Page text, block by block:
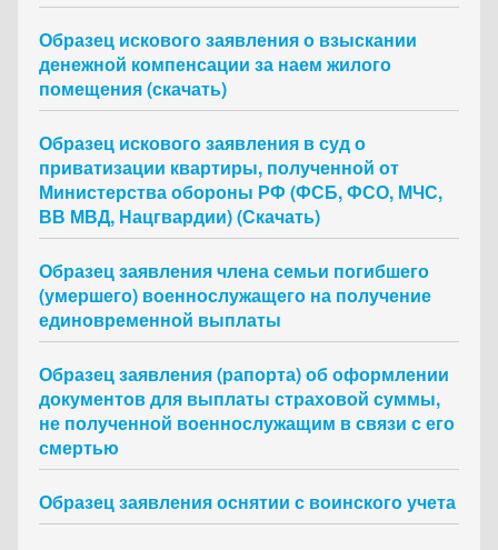
Образец искового заявления о взыскании
денежной компенсации за наем жилого
помещения (скачать)
Образец искового заявления в суд о
приватизации квартиры, полученной от
Министерства обороны РФ (ФСБ, ФСО, МЧС,
ВВ МВД, Нацгвардии) (Скачать)
Образец заявления члена семьи погибшего
(умершего) военнослужащего на получение
единовременной выплаты
Образец заявления (рапорта) об оформлении
документов для выплаты страховой суммы,
не полученной военнослужащим в связи с его
смертью
Образец заявления оснятии с воинского учета